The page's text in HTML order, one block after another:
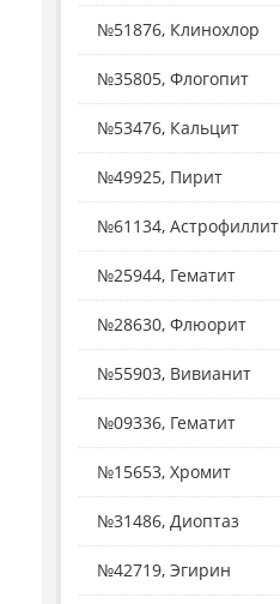
№51876, Клинохлор
№35805, Флогопит
№53476, Кальцит
№49925, Пирит
№61134, Астрофиллит
№25944, Гематит
№28630, Флюорит
№55903, Вивианит
№09336, Гематит
№15653, Хромит
№31486, Диоптаз
№42719, Эгирин